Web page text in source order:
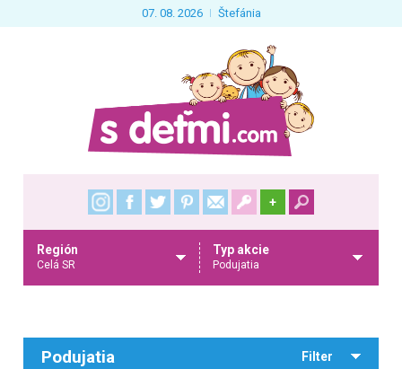
07. 08. 2026 Štefánia
+
Región
Celá SR
Typ akcie
Podujatia
Podujatia Filter